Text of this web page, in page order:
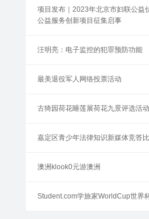
项目发布｜2023年北京市妇联公益
公益服务创新项目征集启事
汪明亮：电子监控的犯罪预防功能
最美退役军人网络投票活动
古猗园荷花睡莲展荷花九景评选活动
嘉定区青少年法律知识新媒体竞答
澳洲klook0元游澳洲
Student.com学旅家WorldCup世界